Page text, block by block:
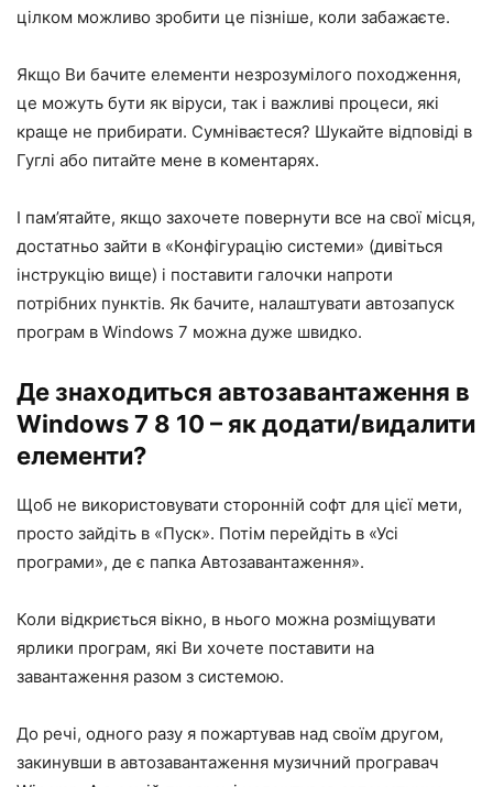
цілком можливо зробити це пізніше, коли забажаєте.
Якщо Ви бачите елементи незрозумілого походження,
це можуть бути як віруси, так і важливі процеси, які
краще не прибирати. Сумніваєтеся? Шукайте відповіді в
Гуглі або питайте мене в коментарях.
І пам’ятайте, якщо захочете повернути все на свої місця,
достатньо зайти в «Конфігурацію системи» (дивіться
інструкцію вище) і поставити галочки напроти
потрібних пунктів. Як бачите, налаштувати автозапуск
програм в Windows 7 можна дуже швидко.
Де знаходиться автозавантаження в
Windows 7 8 10 – як додати/видалити
елементи?
Щоб не використовувати сторонній софт для цієї мети,
просто зайдіть в «Пуск». Потім перейдіть в «Усі
програми», де є папка Автозавантаження».
Коли відкриється вікно, в нього можна розміщувати
ярлики програм, які Ви хочете поставити на
завантаження разом з системою.
До речі, одного разу я пожартував над своїм другом,
закинувши в автозавантаження музичний програвач